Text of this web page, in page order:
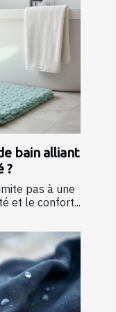
bain alliant
?
pas à une
et le confort...